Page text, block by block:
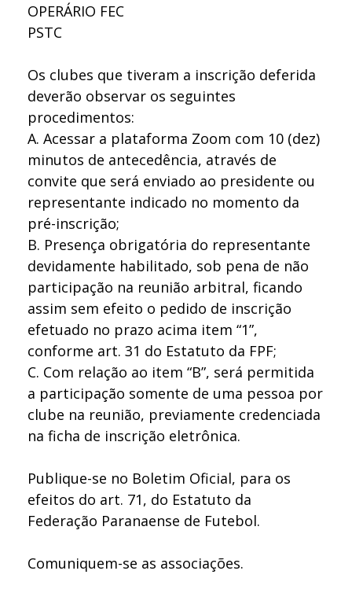
OPERÁRIO FEC
PSTC
Os clubes que tiveram a inscrição deferida
deverão observar os seguintes
procedimentos:
A. Acessar a plataforma Zoom com 10 (dez)
minutos de antecedência, através de
convite que será enviado ao presidente ou
representante indicado no momento da
pré-inscrição;
B. Presença obrigatória do representante
devidamente habilitado, sob pena de não
participação na reunião arbitral, ficando
assim sem efeito o pedido de inscrição
efetuado no prazo acima item “1”,
conforme art. 31 do Estatuto da FPF;
C. Com relação ao item “B”, será permitida
a participação somente de uma pessoa por
clube na reunião, previamente credenciada
na ficha de inscrição eletrônica.
Publique-se no Boletim Oficial, para os
efeitos do art. 71, do Estatuto da
Federação Paranaense de Futebol.
Comuniquem-se as associações.